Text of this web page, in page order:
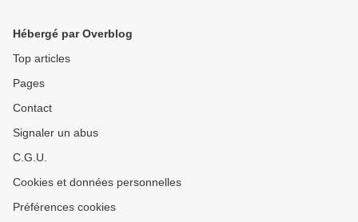
Hébergé par Overblog
Top articles
Pages
Contact
Signaler un abus
C.G.U.
Cookies et données personnelles
Préférences cookies